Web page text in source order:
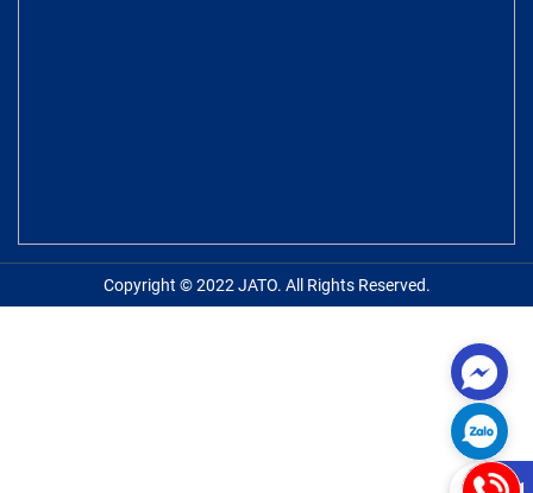
Copyright © 2022 JATO. All Rights Reserved.